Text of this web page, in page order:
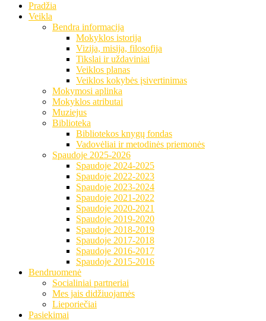
Pradžia
Veikla
Bendra informacija
Mokyklos istorija
Vizija, misija, filosofija
Tikslai ir uždaviniai
Veiklos planas
Veiklos kokybės įsivertinimas
Mokymosi aplinka
Mokyklos atributai
Muziejus
Biblioteka
Bibliotekos knygų fondas
Vadovėliai ir metodinės priemonės
Spaudoje 2025-2026
Spaudoje 2024-2025
Spaudoje 2022-2023
Spaudoje 2023-2024
Spaudoje 2021-2022
Spaudoje 2020-2021
Spaudoje 2019-2020
Spaudoje 2018-2019
Spaudoje 2017-2018
Spaudoje 2016-2017
Spaudoje 2015-2016
Bendruomenė
Socialiniai partneriai
Mes jais didžiuojamės
Lieporiečiai
Pasiekimai